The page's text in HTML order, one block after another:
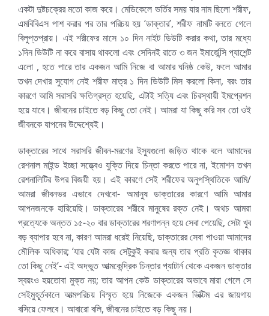
একটা দুষ্টচক্রের মতো কাজ করে। মেডিকেলে ভর্তির সময় যার নাম ছিলো শরীফ,
এমবিবিএস পাশ করার পর তার পরিচয় হয় ‘ডাক্তার’, শরীফ নামটি বলতে গেলে
বিলুপ্তপ্রায়। এই শরীফের মাসে ১০ দিন নাইট ডিউটি করার কথা, তার মধ্যে
১দিন ডিউটি না করে বাসায় থাকলো এবং সেদিনই রাতে ৩ জন ইমার্জেন্সি প্যাশেন্ট
এলো , হতে পারে তার একজন আমি নিজে বা আমার ঘনিষ্ঠ কেউ, ফলে আমার
তখন দেখার সুযোগ নেই শরীফ মাত্র ১ দিন ডিউটি মিস করলো কিনা, বরং তার
কারণে আমি সরাসরি ক্ষতিগ্রস্ত হয়েছি, এটাই সত্যি এবং চিরস্থায়ী ইমপ্রেশন
হয়ে যাবে। জীবনের চাইতে বড় কিছু তো নেই। আমরা যা কিছু করি সব তো ওই
জীবনকে যাপনের উদ্দেশ্যেই।
ডাক্তারের সাথে সরাসরি জীবন-মরণের ইস্যুগুলো জড়িত থাকে বলে আমাদের
রেশনাল মাইন্ড ইচ্ছা সত্ত্বেও যুক্তি দিয়ে চিন্তা করতে পারে না, ইমোশন তখন
রেশনালিটির উপর বিজয়ী হয়। এই কারণে সেই শরীফের অনুপস্থিতিকে আমি/
আমরা জীবনভর এভাবে দেখবো- অমানুষ ডাক্তারের কারণে আমি আমার
আপনজনকে হারিয়েছি। ডাক্তারের শরীরে মানুষের রক্ত নেই। অথচ আমরা
প্রত্যেকে অন্তত ১৫-২০ বার ডাক্তারের শরণাপন্ন হয়ে সেবা পেয়েছি, সেটা খুব
বড় ব্যাপার হবে না, কারণ আমরা ধরেই নিয়েছি, ডাক্তারের সেবা পাওয়া আমাদের
মৌলিক অধিকার; ‘যার যেটা কাজ সেটুকুই করার জন্য তার প্রতি কৃতজ্ঞ থাকার
তো কিছু নেই’- এই অদ্ভুত আত্মকেন্দ্রিক চিন্তার প্যাটার্ন থেকে একজন ডাক্তার
স্বয়ংও হয়তোবা মুক্ত নয়; তার আপন কেউ ডাক্তারের অভাবে মারা গেলে সে
সেইমুহূর্তকালে আত্মপরিচয় বিস্মৃত হয়ে নিজেকে একজন ভিক্টিম এর জায়গায়
বসিয়ে ফেলবে। আবারো বলি, জীবনের চাইতে বড় কিছু নয়।